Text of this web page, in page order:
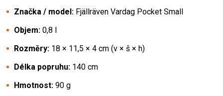
Značka / model: Fjällräven Vardag Pocket Small
Objem: 0,8 l
Rozměry: 18 × 11,5 × 4 cm (v × š × h)
Délka popruhu: 140 cm
Hmotnost: 90 g